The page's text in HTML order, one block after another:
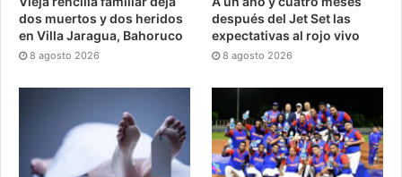
dos muertos y dos heridos
en Villa Jaragua, Bahoruco
8 agosto 2026
después del Jet Set las
expectativas al rojo vivo
8 agosto 2026